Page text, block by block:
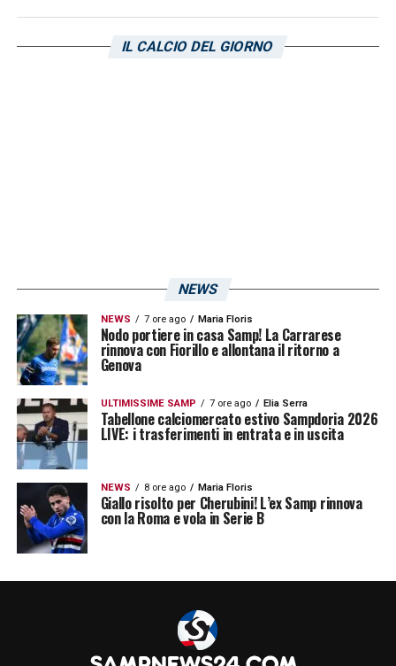
IL CALCIO DEL GIORNO
NEWS
NEWS 7 ore ago Maria Floris
Nodo portiere in casa Samp! La Carrarese
rinnova con Fiorillo e allontana il ritorno a
Genova
ULTIMISSIME SAMP 7 ore ago Elia Serra
Tabellone calciomercato estivo Sampdoria 2026
LIVE: i trasferimenti in entrata e in uscita
NEWS 8 ore ago Maria Floris
Giallo risolto per Cherubini! L’ex Samp rinnova
con la Roma e vola in Serie B